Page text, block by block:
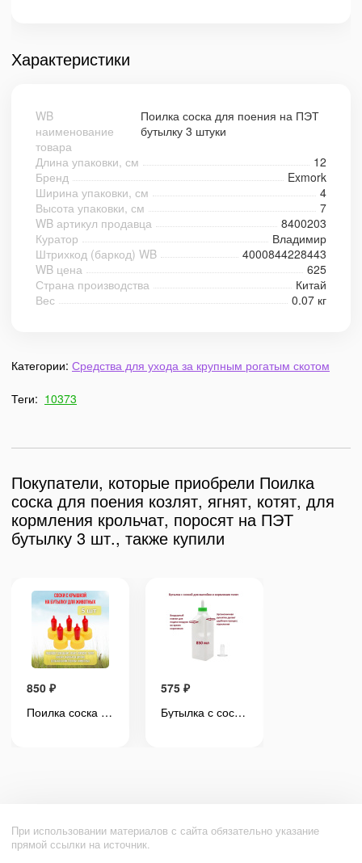
Характеристики
WB
наименование
товара
Поилка соска для поения на ПЭТ
бутылку 3 штуки
Длина упаковки, см
12
Бренд
Exmork
Ширина упаковки, см
4
Высота упаковки, см
7
WB артикул продавца
8400203
Куратор
Владимир
Штрихкод (баркод) WB
4000844228443
WB цена
625
Страна производства
Китай
Вес
0.07 кг
Категории: Средства для ухода за крупным рогатым скотом
Теги: 10373
Покупатели, которые приобрели Поилка
соска для поения козлят, ягнят, котят, для
кормления крольчат, поросят на ПЭТ
бутылку 3 шт., также купили
850 ₽
Поилка соска для поения козлят, ягнят, котят, для кормления крольчат, поросят на ПЭТ бутылку 5 шт.
575 ₽
Бутылка с соской для выпойки телят, жеребят, поросят и козлят 850 мл 1 штука
При использовании материалов с сайта обязательно указание
прямой ссылки на источник.